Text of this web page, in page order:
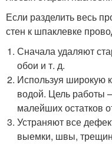
Если разделить весь
стен к шпаклевке
Сначала удаляют
обои и т. д.
Используя широкую
водой. Цель работы
малейших остатков
Устраняют все
выемки, швы,